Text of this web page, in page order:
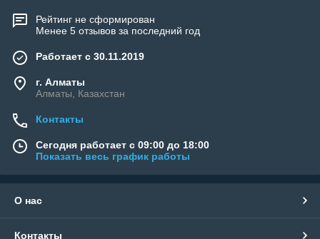
Рейтинг не сформирован
Менее 5 отзывов за последний год
Работает с 30.11.2019
г. Алматы
Алматы, Казахстан
Контакты
Сегодня работает с 09:00 до 18:00
Показать весь график работы
О нас
Контакты